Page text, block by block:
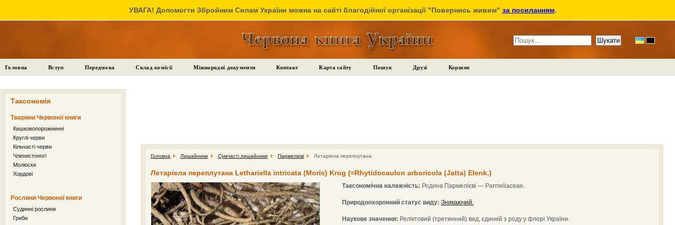
УВАГА! Допомогти Збройним Силам України можна на сайті благодійної організації "Повернись живим" за посиланням.
Головна Вступ Передмова Склад комісії Міжнародні документи Контакт Карта сайту Пошук Друзі Корисне
Таксономія
Тварини Червоної книги
Кишковопорожнинні
Круглі черви
Кільчасті черви
Членистоногі
Молюски
Хордові
Рослини Червоної книги
Судинні рослини
Гриби
Головна Лишайники Сумчасті лишайники Пармелієві Летаріела переплутана
Летаріела переплутана Lethariella intricata (Moris) Krog (=Rhytidocaulon arboricola (Jatta) Elenk.)
Таксономічна належність: Родина Пармелієві — Parmeliaceae.
Природоохоронний статус виду: Зникаючий.
Наукове значення: Реліктовий (третинний) вид, єдиний з роду у флорі України.